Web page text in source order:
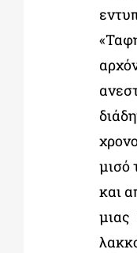
μισό
και
μιας